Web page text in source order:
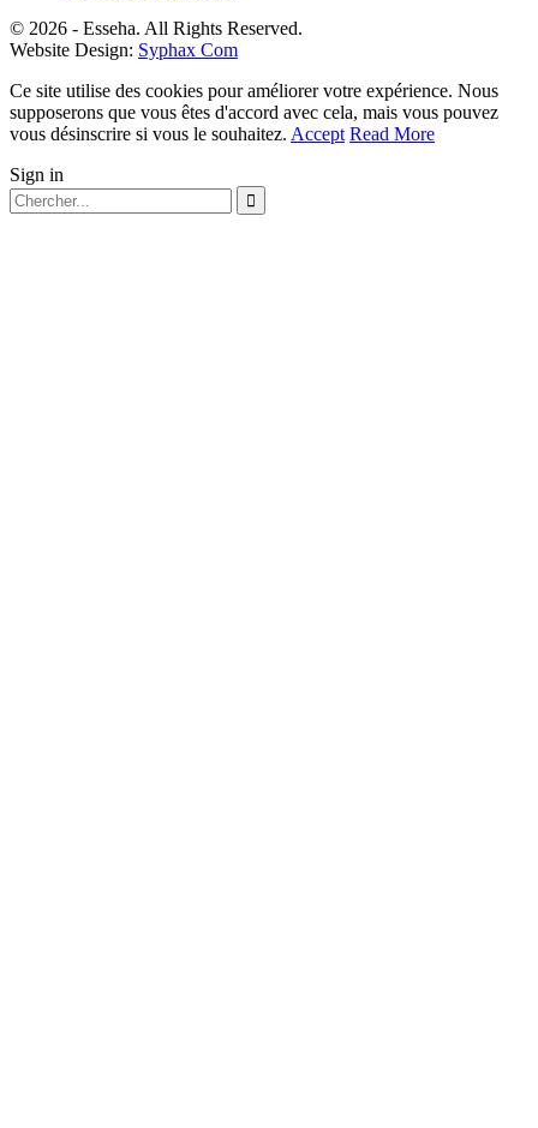
© 2026 - Esseha. All Rights Reserved.
Website Design: Syphax Com
Ce site utilise des cookies pour améliorer votre expérience. Nous
supposerons que vous êtes d'accord avec cela, mais vous pouvez
vous désinscrire si vous le souhaitez. Accept Read More
Sign in